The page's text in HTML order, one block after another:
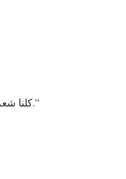
“كلنا شعرنا بالخوف، ما يهم ليس الإحساس به، بل التغلب عليه.”